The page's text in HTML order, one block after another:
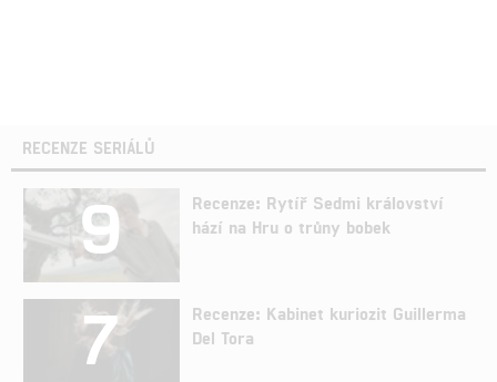
RECENZE SERIÁLŮ
9
Recenze: Rytíř Sedmi království
hází na Hru o trůny bobek
7
Recenze: Kabinet kuriozit Guillerma
Del Tora